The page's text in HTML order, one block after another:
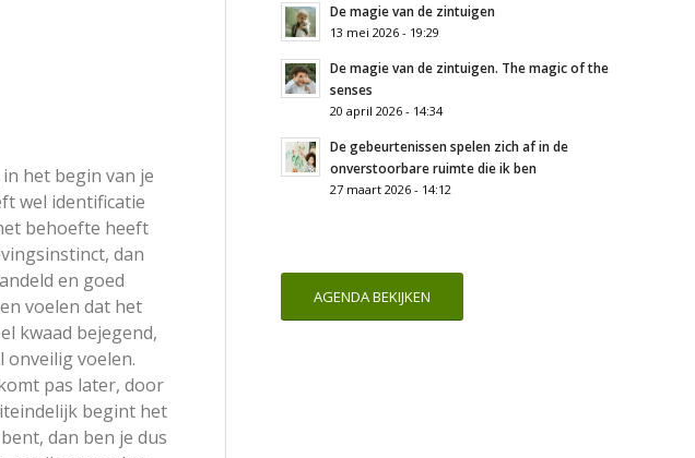
het begin van je
wel identificatie
behoefte heeft
dan
en goed
voelen dat het
kwaad bejegend,
onveilig voelen.
pas later, door
begint het
dan ben je dus
De magie van de zintuigen
13 mei 2026 - 19:29
De magie van de zintuigen. The magic of the
senses
20 april 2026 - 14:34
De gebeurtenissen spelen zich af in de
onverstoorbare ruimte die ik ben
27 maart 2026 - 14:12
AGENDA BEKIJKEN